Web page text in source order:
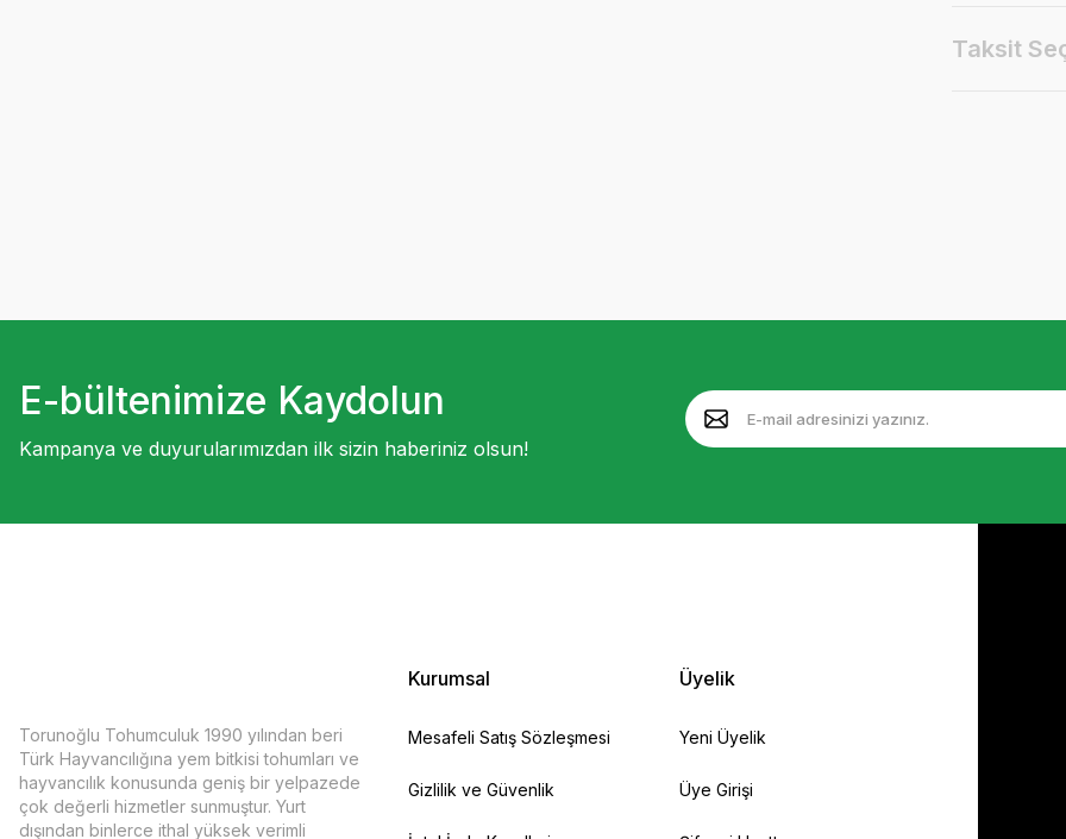
Taksit
E-bültenimize Kaydolun
Kampanya ve duyurularımızdan ilk sizin haberiniz olsun!
Torunoğlu Tohumculuk 1990 yılından beri
Türk Hayvancılığına yem bitkisi tohumları ve
hayvancılık konusunda geniş bir yelpazede
çok değerli hizmetler sunmuştur. Yurt
dışından binlerce ithal yüksek verimli
Kurumsal
Mesafeli Satış Sözleşmesi
Gizlilik ve Güvenlik
Üyelik
Yeni Üyelik
Üye Girişi